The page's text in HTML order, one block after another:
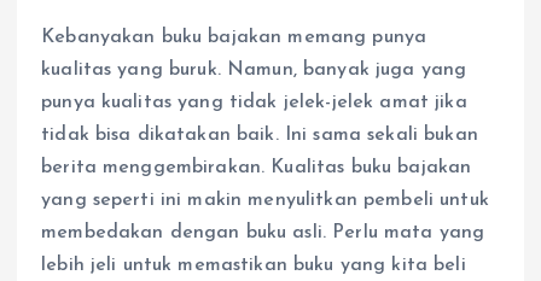
Kebanyakan buku bajakan memang punya
kualitas yang buruk. Namun, banyak juga yang
punya kualitas yang tidak jelek-jelek amat jika
tidak bisa dikatakan baik. Ini sama sekali bukan
berita menggembirakan. Kualitas buku bajakan
yang seperti ini makin menyulitkan pembeli untuk
membedakan dengan buku asli. Perlu mata yang
lebih jeli untuk memastikan buku yang kita beli